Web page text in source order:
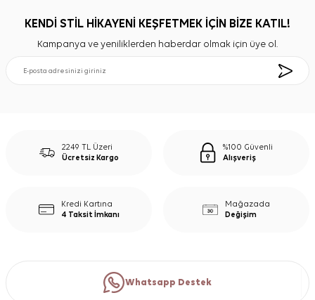
KENDİ STİL HİKAYENİ KEŞFETMEK İÇİN BİZE KATIL!
Kampanya ve yeniliklerden haberdar olmak için üye ol.
2249 TL Üzeri
Ücretsiz Kargo
%100 Güvenli
Alışveriş
Kredi Kartına
4 Taksit İmkanı
Mağazada
Değişim
Whatsapp Destek